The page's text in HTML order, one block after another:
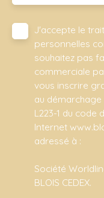
J'accepte le
personnelles
souhaitez pas
commerciale
vous inscrire
au
L223-1 du code
Internet
adressé à :
Société
BLOIS CEDEX.